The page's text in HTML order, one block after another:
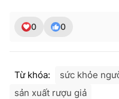
thông tin từ website này.
0 0
Từ khóa: sức khỏe
sản xuất rượu giả